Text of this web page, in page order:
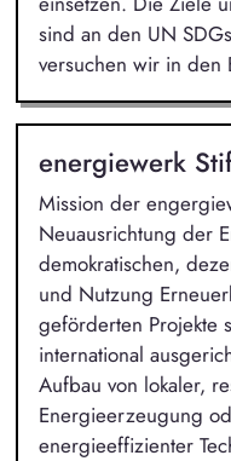
sind an den UN
versuchen wir in den
energiewerk
Mission der
Neuausrichtung der
demokratischen,
und Nutzung
geförderten Projekte
international
Aufbau von lokaler,
Energieerzeugung
energieeffizienter